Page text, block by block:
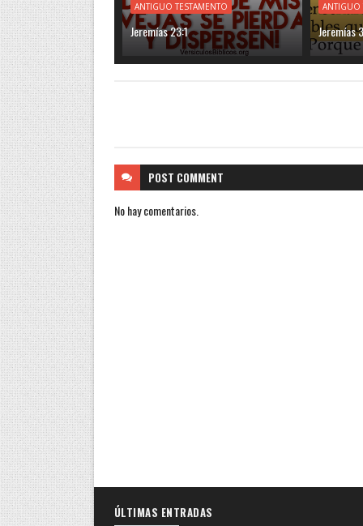
ANTIGUO TESTAMENTO
Jeremías 23:1
ANTIGUO
Jeremías
POST COMMENT
No hay comentarios.
ÚLTIMAS ENTRADAS